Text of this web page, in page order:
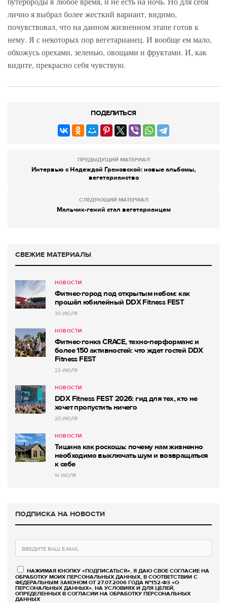
лично я выбрал более жесткий вариант, видимо,
почувствовал, что на данном жизненном этапе готов к
нему. Я с некоторых пор вегетарианец. И вообще ем мало,
обхожусь орехами, зеленью, овощами и фруктами. И, как
видите, прекрасно себя чувствую.
ПОДЕЛИТЬСЯ
ПРЕДЫДУЩИЙ МАТЕРИАЛ
Интервью с Надеждой Грановской: новые альбомы,
вегетарианство
СЛЕДУЮЩИЙ МАТЕРИАЛ
Мальчик-гений стал вегетарианцем
СВЕЖИЕ МАТЕРИАЛЫ
НОВОСТИ
Фитнес-город под открытым небом: как
прошёл юбилейный DDX Fitness FEST
30 ИЮЛЯ
НОВОСТИ
Фитнес-гонка CRACE, техно-перформанс и
более 150 активностей: что ждет гостей DDX
Fitness FEST
23 ИЮЛЯ
НОВОСТИ
DDX Fitness FEST 2026: гид для тех, кто не
хочет пропустить ничего
20 ИЮЛЯ
НОВОСТИ
Тишина как роскошь: почему нам жизненно
необходимо выключать шум и возвращаться
к себе
14 ИЮЛЯ
ПОДПИСКА НА НОВОСТИ
НАЖИМАЯ КНОПКУ «ПОДПИСАТЬСЯ», Я ДАЮ СВОЕ СОГЛАСИЕ НА
ОБРАБОТКУ МОИХ ПЕРСОНАЛЬНЫХ ДАННЫХ, В СООТВЕТСТВИИ С
ФЕДЕРАЛЬНЫМ ЗАКОНОМ ОТ 27.07.2006 ГОДА №152-ФЗ «О
ПЕРСОНАЛЬНЫХ ДАННЫХ», НА УСЛОВИЯХ И ДЛЯ ЦЕЛЕЙ,
ОПРЕДЕЛЕННЫХ В СОГЛАСИИ НА ОБРАБОТКУ ПЕРСОНАЛЬНЫХ
ДАННЫХ